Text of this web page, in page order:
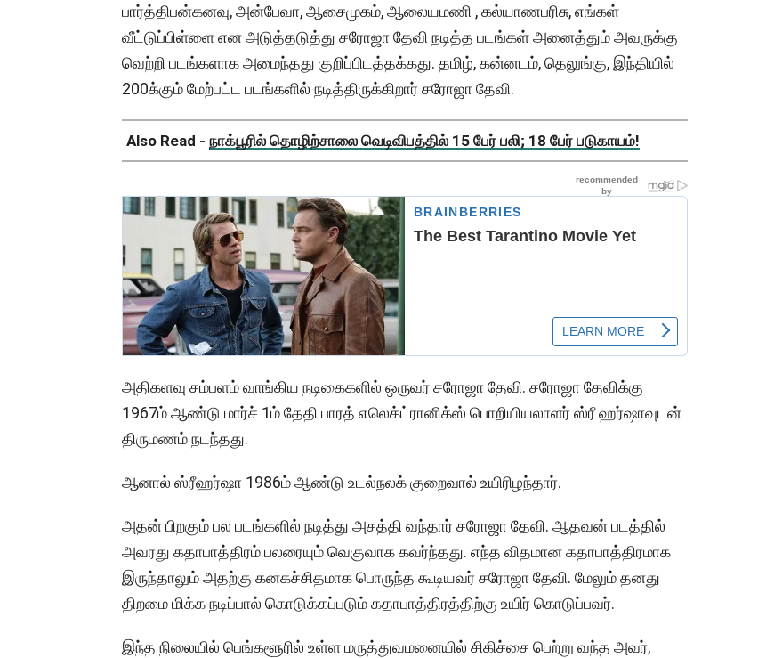
பார்த்திபன்கனவு, அன்பேவா, ஆசைமுகம், ஆலையமணி , கல்யாணபரிசு, எங்கள்
வீட்டுப்பிள்ளை என அடுத்தடுத்து சரோஜா தேவி நடித்த படங்கள் அனைத்தும் அவருக்கு
வெற்றி படங்களாக அமைந்தது குறிப்பிடத்தக்கது. தமிழ், கன்னடம், தெலுங்கு, இந்தியில்
200க்கும் மேற்பட்ட படங்களில் நடித்திருக்கிறார் சரோஜா தேவி.
Also Read - நாக்பூரில் தொழிற்சாலை வெடிவிபத்தில் 15 பேர் பலி; 18 பேர் படுகாயம்!
அதிகளவு சம்பளம் வாங்கிய நடிகைகளில் ஒருவர் சரோஜா தேவி. சரோஜா தேவிக்கு
1967ம் ஆண்டு மார்ச் 1ம் தேதி பாரத் எலெக்ட்ரானிக்ஸ் பொறியியலாளர் ஸ்ரீ ஹர்ஷாவுடன்
திருமணம் நடந்தது.
ஆனால் ஸ்ரீஹர்ஷா 1986ம் ஆண்டு உடல்நலக் குறைவால் உயிரிழந்தார்.
அதன் பிறகும் பல படங்களில் நடித்து அசத்தி வந்தார் சரோஜா தேவி. ஆதவன் படத்தில்
அவரது கதாபாத்திரம் பலரையும் வெகுவாக கவர்ந்தது. எந்த விதமான கதாபாத்திரமாக
இருந்தாலும் அதற்கு கனகச்சிதமாக பொருந்த கூடியவர் சரோஜா தேவி. மேலும் தனது
திறமை மிக்க நடிப்பால் கொடுக்கப்படும் கதாபாத்திரத்திற்கு உயிர் கொடுப்பவர்.
இந்த நிலையில் பெங்களூரில் உள்ள மருத்துவமனையில் சிகிச்சை பெற்று வந்த அவர்,